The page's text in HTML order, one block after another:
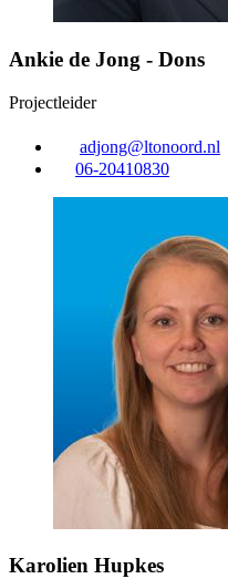
Ankie de Jong - Dons
Projectleider
adjong@ltonoord.nl
06-20410830
Karolien Hupkes